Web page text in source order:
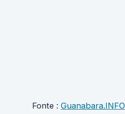
Fonte : Guanabara.INFO